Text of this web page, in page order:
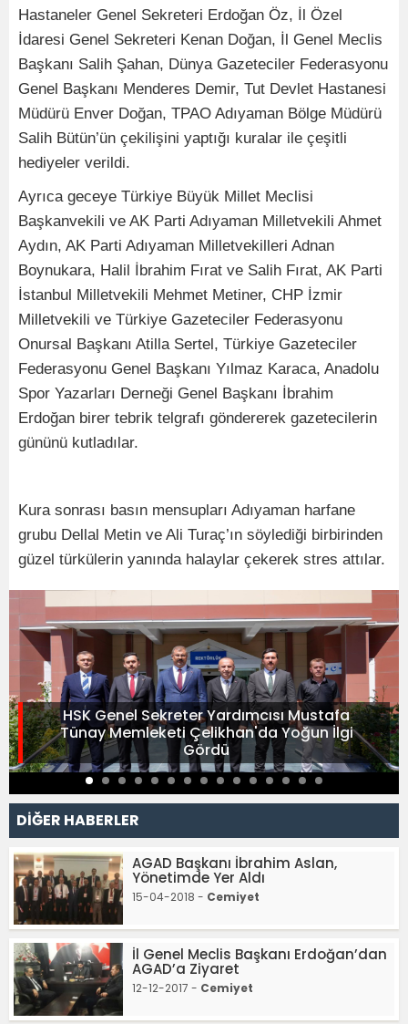
Hastaneler Genel Sekreteri Erdoğan Öz, İl Özel
İdaresi Genel Sekreteri Kenan Doğan, İl Genel Meclis
Başkanı Salih Şahan, Dünya Gazeteciler Federasyonu
Genel Başkanı Menderes Demir, Tut Devlet Hastanesi
Müdürü Enver Doğan, TPAO Adıyaman Bölge Müdürü
Salih Bütün’ün çekilişini yaptığı kuralar ile çeşitli
hediyeler verildi.
Ayrıca geceye Türkiye Büyük Millet Meclisi
Başkanvekili ve AK Parti Adıyaman Milletvekili Ahmet
Aydın, AK Parti Adıyaman Milletvekilleri Adnan
Boynukara, Halil İbrahim Fırat ve Salih Fırat, AK Parti
İstanbul Milletvekili Mehmet Metiner, CHP İzmir
Milletvekili ve Türkiye Gazeteciler Federasyonu
Onursal Başkanı Atilla Sertel, Türkiye Gazeteciler
Federasyonu Genel Başkanı Yılmaz Karaca, Anadolu
Spor Yazarları Derneği Genel Başkanı İbrahim
Erdoğan birer tebrik telgrafı göndererek gazetecilerin
gününü kutladılar.
Kura sonrası basın mensupları Adıyaman harfane
grubu Dellal Metin ve Ali Turaç’ın söylediği birbirinden
güzel türkülerin yanında halaylar çekerek stres attılar.
HSK Genel Sekreter Yardımcısı Mustafa
Tünay Memleketi Çelikhan'da Yoğun İlgi
Gördü
DİĞER HABERLER
AGAD Başkanı İbrahim Aslan,
Yönetimde Yer Aldı
15-04-2018 - Cemiyet
İl Genel Meclis Başkanı Erdoğan’dan
AGAD’a Ziyaret
12-12-2017 - Cemiyet